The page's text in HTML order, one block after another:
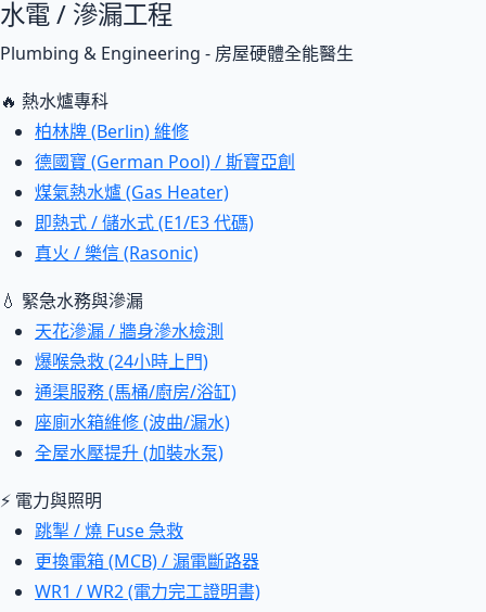
水電 / 滲漏工程
Plumbing & Engineering - 房屋硬體全能醫生
🔥 熱水爐專科
柏林牌 (Berlin) 維修
德國寶 (German Pool) / 斯寶亞創
煤氣熱水爐 (Gas Heater)
即熱式 / 儲水式 (E1/E3 代碼)
真火 / 樂信 (Rasonic)
💧 緊急水務與滲漏
天花滲漏 / 牆身滲水檢測
爆喉急救 (24小時上門)
通渠服務 (馬桶/廚房/浴缸)
座廁水箱維修 (波曲/漏水)
全屋水壓提升 (加裝水泵)
⚡ 電力與照明
跳掣 / 燒 Fuse 急救
更換電箱 (MCB) / 漏電斷路器
WR1 / WR2 (電力完工證明書)